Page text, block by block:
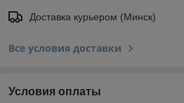
Доставка курьером (Минск)
Все условия доставки
Условия оплаты